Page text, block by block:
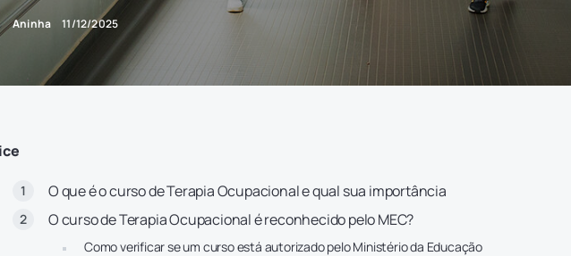
Aninha 11/12/2025
O que é o curso de Terapia Ocupacional e qual sua importância
O curso de Terapia Ocupacional é reconhecido pelo MEC?
Como verificar se um curso está autorizado pelo Ministério da Educação